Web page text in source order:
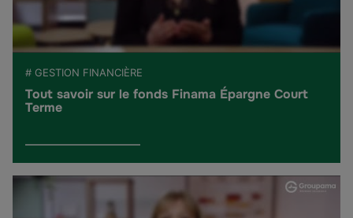
# GESTION FINANCIÈRE
Tout savoir sur le fonds Finama Épargne Court
Terme